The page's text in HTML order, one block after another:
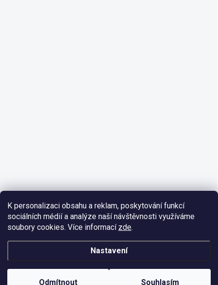
K personalizaci obsahu a reklam, poskytování funkcí
sociálních médií a analýze naší návštěvnosti využíváme
soubory cookies. Více informací zde.
Nastavení
Odmítnout Souhlasím